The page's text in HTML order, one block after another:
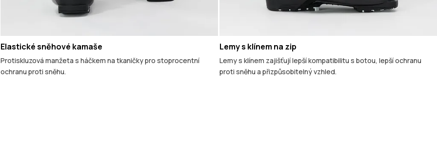
Elastické sněhové kamaše
Protiskluzová manžeta s háčkem na tkaničky pro stoprocentní
ochranu proti sněhu.
Lemy s klínem na zip
Lemy s klínem zajišťují lepší kompatibilitu s botou, lepší ochranu
proti sněhu a přizpůsobitelný vzhled.